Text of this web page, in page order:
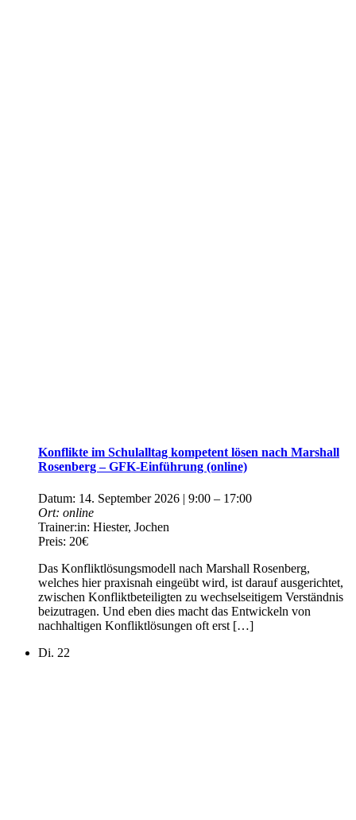
Konflikte im Schulalltag kompetent lösen nach Marshall
Rosenberg – GFK-Einführung (online)
Datum: 14. September 2026 | 9:00 – 17:00
Ort: online
Trainer:in: Hiester, Jochen
Preis: 20€
Das Konfliktlösungsmodell nach Marshall Rosenberg,
welches hier praxisnah eingeübt wird, ist darauf ausgerichtet,
zwischen Konfliktbeteiligten zu wechselseitigem Verständnis
beizutragen. Und eben dies macht das Entwickeln von
nachhaltigen Konfliktlösungen oft erst […]
Di. 22